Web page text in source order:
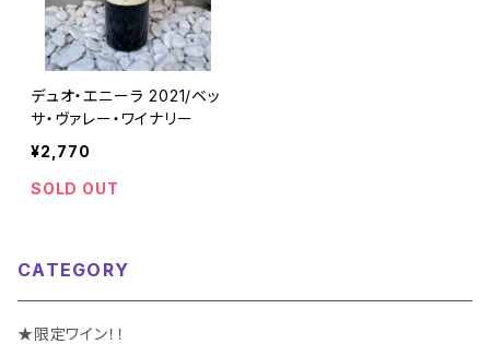
デュオ・エニーラ 2021/ベッ
サ・ヴァレー・ワイナリー
¥2,770
SOLD OUT
CATEGORY
★限定ワイン！！